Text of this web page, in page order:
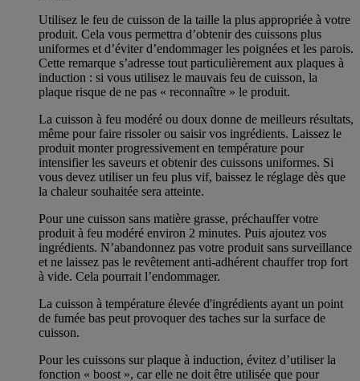
Utilisez le feu de cuisson de la taille la plus appropriée à votre
produit. Cela vous permettra d’obtenir des cuissons plus
uniformes et d’éviter d’endommager les poignées et les parois.
Cette remarque s’adresse tout particulièrement aux plaques à
induction : si vous utilisez le mauvais feu de cuisson, la
plaque risque de ne pas « reconnaître » le produit.
La cuisson à feu modéré ou doux donne de meilleurs résultats,
même pour faire rissoler ou saisir vos ingrédients. Laissez le
produit monter progressivement en température pour
intensifier les saveurs et obtenir des cuissons uniformes. Si
vous devez utiliser un feu plus vif, baissez le réglage dès que
la chaleur souhaitée sera atteinte.
Pour une cuisson sans matière grasse, préchauffer votre
produit à feu modéré environ 2 minutes. Puis ajoutez vos
ingrédients. N’abandonnez pas votre produit sans surveillance
et ne laissez pas le revêtement anti-adhérent chauffer trop fort
à vide. Cela pourrait l’endommager.
La cuisson à température élevée d'ingrédients ayant un point
de fumée bas peut provoquer des taches sur la surface de
cuisson.
Pour les cuissons sur plaque à induction, évitez d’utiliser la
fonction « boost », car elle ne doit être utilisée que pour